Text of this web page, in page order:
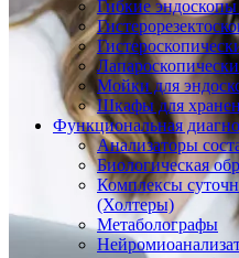
Гибкие
Мойки для
Шкафы для
Функциональная
Анализаторы
Биологическая
Комплексы
(Холтеры)
Метаболографы